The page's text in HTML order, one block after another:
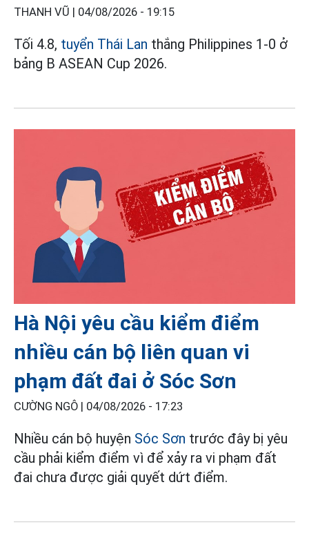
THANH VŨ | 04/08/2026 - 19:15
Tối 4.8, tuyển Thái Lan thắng Philippines 1-0 ở
bảng B ASEAN Cup 2026.
Hà Nội yêu cầu kiểm điểm
nhiều cán bộ liên quan vi
phạm đất đai ở Sóc Sơn
CƯỜNG NGÔ | 04/08/2026 - 17:23
Nhiều cán bộ huyện Sóc Sơn trước đây bị yêu
cầu phải kiểm điểm vì để xảy ra vi phạm đất
đai chưa được giải quyết dứt điểm.